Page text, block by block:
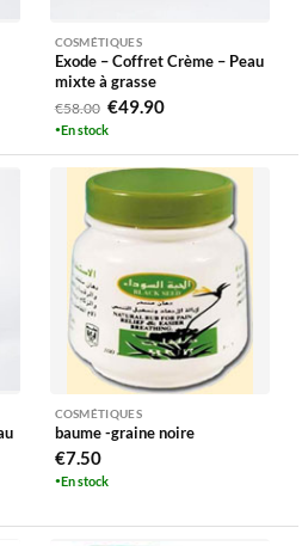
COSMÉTIQUES
Exode – Coffret Crème – Peau
mixte à grasse
€58.00 Le
prix
initial
était :
€58.00.
€49.90Le
actuel
est :
€49.90.
En stock
COSMÉTIQUES
baume -graine noire
€7.50
En stock